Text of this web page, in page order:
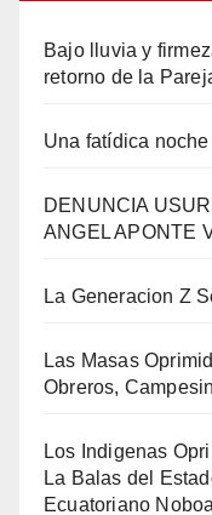
Bajo lluvia y
retorno de la
Una fatídica
DENUNCIA
ANGEL APONTE
La Generacion Z
Las Masas
Obreros,
Los Indigenas
La Balas del
Ecuatoriano